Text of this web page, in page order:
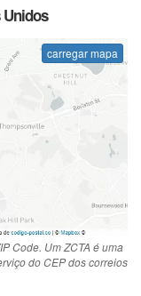
Unidos
carregar mapa
Code. Um ZCTA é uma
do CEP dos correios